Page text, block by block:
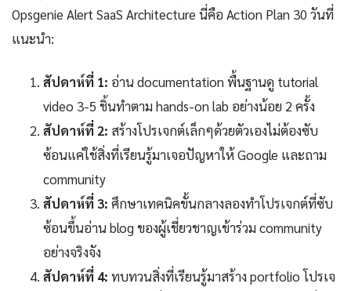
Opsgenie Alert SaaS Architecture นี่คือ Action Plan 30 วันที่
แนะนำ:
สัปดาห์ที่ 1: อ่าน documentation พื้นฐานดู tutorial
video 3-5 ชิ้นทำตาม hands-on lab อย่างน้อย 2 ครั้ง
สัปดาห์ที่ 2: สร้างโปรเจกต์เล็กๆด้วยตัวเองไม่ต้องซับ
ซ้อนแค่ใช้สิ่งที่เรียนรู้มาเจอปัญหาให้ Google และถาม
community
สัปดาห์ที่ 3: ศึกษาเทคนิคขั้นกลางลองทำโปรเจกต์ที่ซับ
ซ้อนขึ้นอ่าน blog ของผู้เชี่ยวชาญเข้าร่วม community
อย่างจริงจัง
สัปดาห์ที่ 4: ทบทวนสิ่งที่เรียนรู้มาสร้าง portfolio โปรเจ